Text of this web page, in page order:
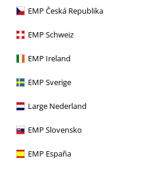
EMP Česká Republika
EMP Schweiz
EMP Ireland
EMP Sverige
Large Nederland
EMP Slovensko
EMP España